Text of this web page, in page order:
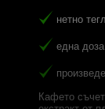
нетно
една
Кафето